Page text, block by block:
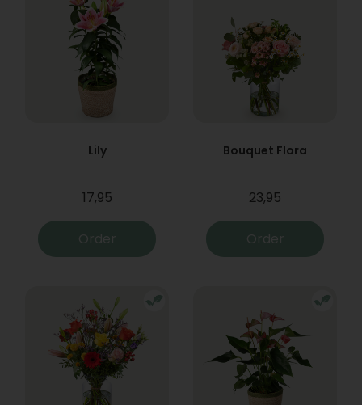
Lily
17,95
Order
Bouquet Flora
23,95
Order